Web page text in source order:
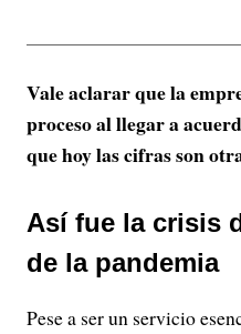
Vale aclarar que la
proceso al llegar a
que hoy las cifras son
Así fue la crisis
de la pandemia
Pese a ser un servicio